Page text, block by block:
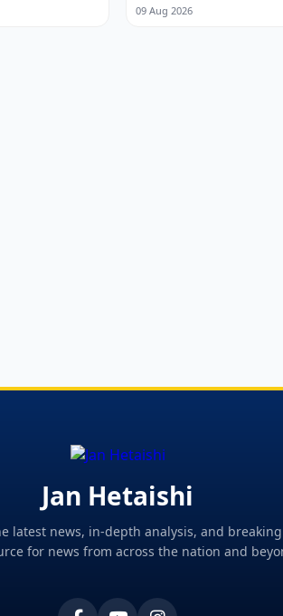
09 Aug 2026
Jan Hetaishi
latest news, in-depth analysis, and
for news from across the nation and